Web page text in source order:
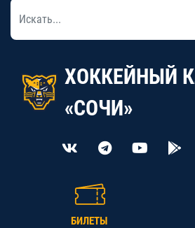
ХОККЕЙНЫЙ
«СОЧИ»
БИЛЕТЫ